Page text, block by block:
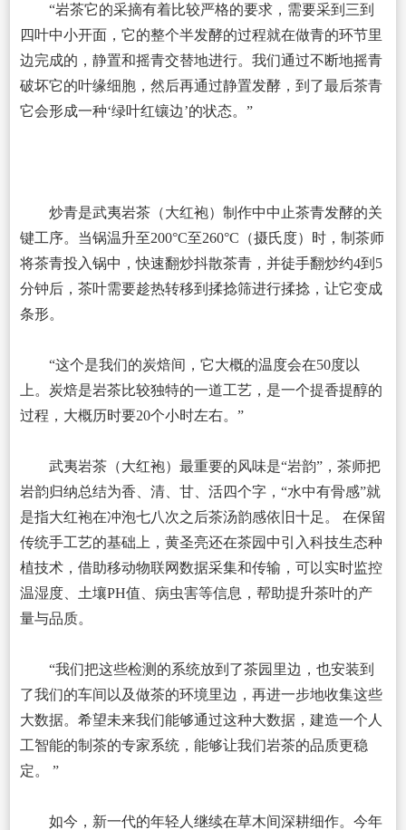
“岩茶它的采摘有着比较严格的要求，需要采到三到
四叶中小开面，它的整个半发酵的过程就在做青的环节里
边完成的，静置和摇青交替地进行。我们通过不断地摇青
破坏它的叶缘细胞，然后再通过静置发酵，到了最后茶青
它会形成一种‘绿叶红镶边’的状态。”
炒青是武夷岩茶（大红袍）制作中中止茶青发酵的关
键工序。当锅温升至200°C至260°C（摄氏度）时，制茶师
将茶青投入锅中，快速翻炒抖散茶青，并徒手翻炒约4到5
分钟后，茶叶需要趁热转移到揉捻筛进行揉捻，让它变成
条形。
“这个是我们的炭焙间，它大概的温度会在50度以
上。炭焙是岩茶比较独特的一道工艺，是一个提香提醇的
过程，大概历时要20个小时左右。”
武夷岩茶（大红袍）最重要的风味是“岩韵”，茶师把
岩韵归纳总结为香、清、甘、活四个字，“水中有骨感”就
是指大红袍在冲泡七八次之后茶汤韵感依旧十足。 在保留
传统手工艺的基础上，黄圣亮还在茶园中引入科技生态种
植技术，借助移动物联网数据采集和传输，可以实时监控
温湿度、土壤PH值、病虫害等信息，帮助提升茶叶的产
量与品质。
“我们把这些检测的系统放到了茶园里边，也安装到
了我们的车间以及做茶的环境里边，再进一步地收集这些
大数据。希望未来我们能够通过这种大数据，建造一个人
工智能的制茶的专家系统，能够让我们岩茶的品质更稳
定。 ”
如今，新一代的年轻人继续在草木间深耕细作。今年